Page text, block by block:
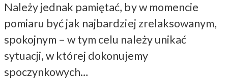
Należy jednak pamiętać, by w momencie
pomiaru być jak najbardziej zrelaksowanym,
spokojnym – w tym celu należy unikać
sytuacji, w której dokonujemy
spoczynkowych…